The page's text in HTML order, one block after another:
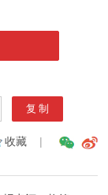
收藏|